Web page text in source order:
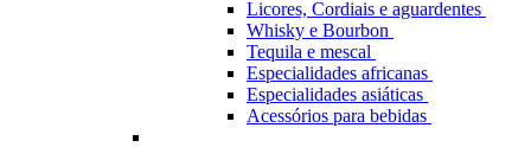
Licores, Cordiais e aguardentes
Whisky e Bourbon
Tequila e mescal
Especialidades africanas
Especialidades asiáticas
Acessórios para bebidas